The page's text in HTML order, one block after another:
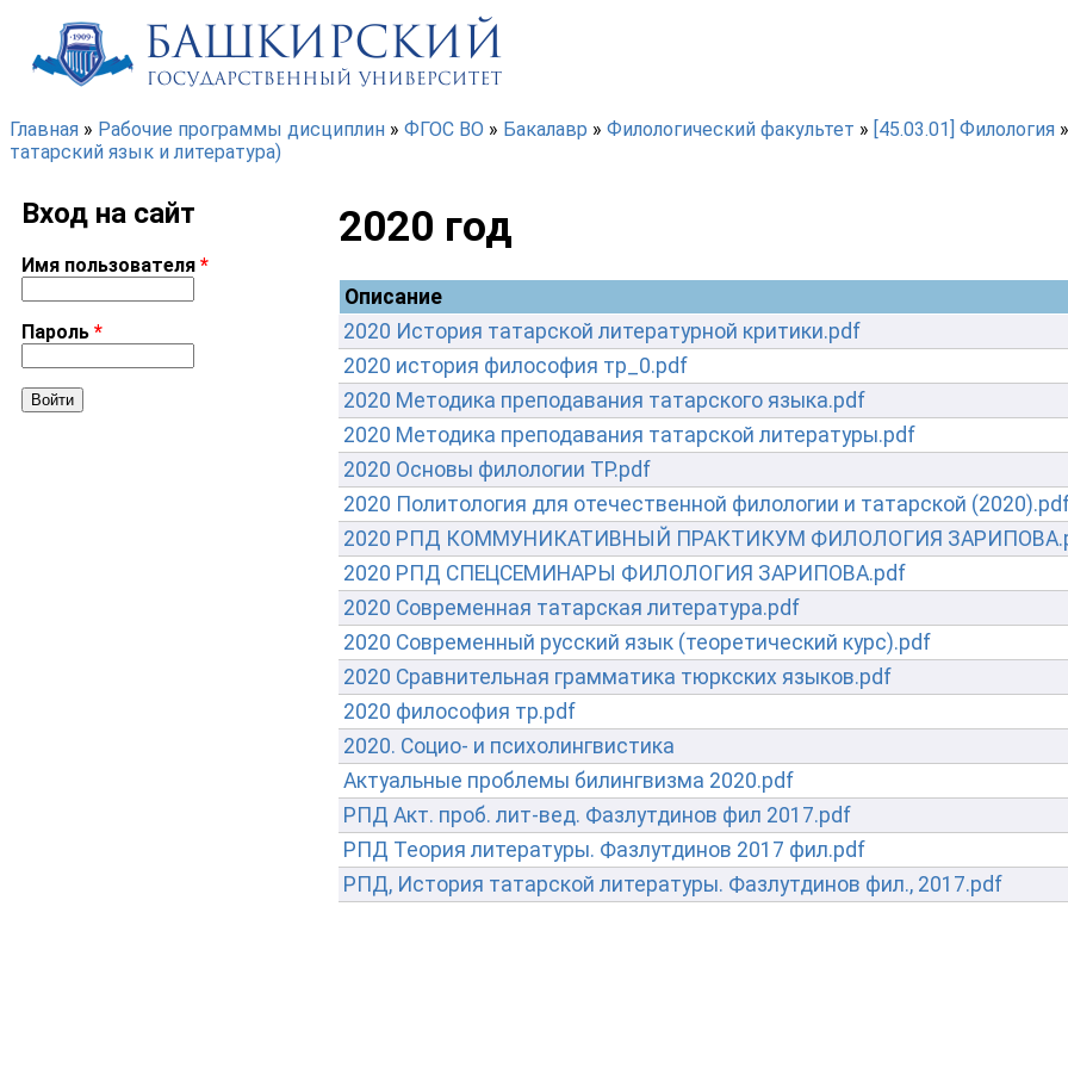
Перейти к основному содержанию
Вы здесь
Главная » Рабочие программы дисциплин » ФГОС ВО » Бакалавр » Филологический факультет » [45.03.01] Филология »
татарский язык и литература)
2020 год
Описание
2020 История татарской литературной критики.pdf
2020 история философия тр_0.pdf
2020 Методика преподавания татарского языка.pdf
2020 Методика преподавания татарской литературы.pdf
2020 Основы филологии ТР.pdf
2020 Политология для отечественной филологии и татарской
2020 РПД КОММУНИКАТИВНЫЙ ПРАКТИКУМ ФИЛОЛОГИЯ
2020 РПД СПЕЦСЕМИНАРЫ ФИЛОЛОГИЯ ЗАРИПОВА.pdf
2020 Современная татарская литература.pdf
2020 Современный русский язык (теоретический курс).pdf
2020 Сравнительная грамматика тюркских языков.pdf
2020 философия тр.pdf
2020. Социо- и психолингвистика
Актуальные проблемы билингвизма 2020.pdf
РПД Акт. проб. лит-вед. Фазлутдинов фил 2017.pdf
РПД Теория литературы. Фазлутдинов 2017 фил.pdf
РПД, История татарской литературы. Фазлутдинов фил., 2017.pdf
Вход на сайт
Имя пользователя *
Пароль *